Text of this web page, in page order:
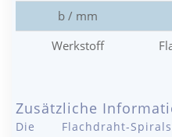
b / mm
Werkstoff
Zusätzliche
Die Flachdraht-